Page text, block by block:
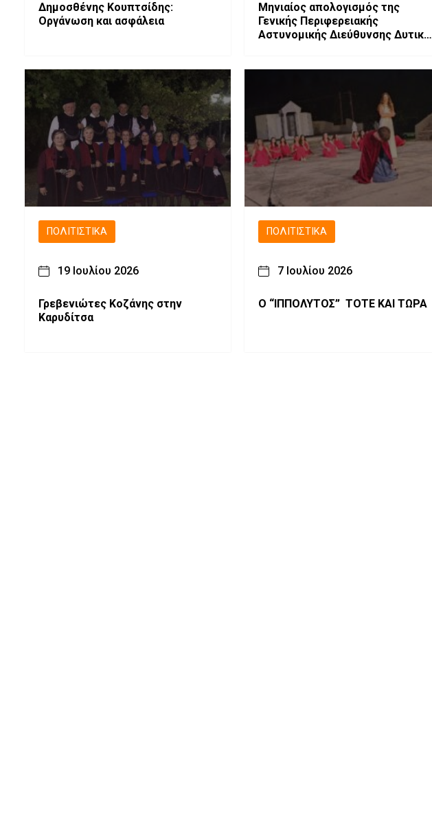
Δημοσθένης Κουπτσίδης:
Οργάνωση και ασφάλεια
Μηνιαίος απολογισμός της
Γενικής Περιφερειακής
Αστυνομικής Διεύθυνσης Δυτικής
ΠΟΛΙΤΙΣΤΙΚΆ
19 Ιουλίου 2026
Γρεβενιώτες Κοζάνης στην
Καρυδίτσα
ΠΟΛΙΤΙΣΤΙΚΆ
7 Ιουλίου 2026
Ο “ΙΠΠΟΛΥΤΟΣ” ΤΟΤΕ ΚΑΙ ΤΩΡΑ